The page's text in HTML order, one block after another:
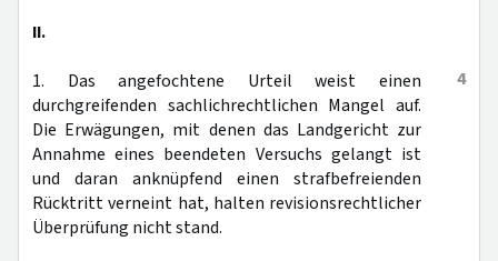
II.
4
1. Das angefochtene Urteil weist einen
durchgreifenden sachlichrechtlichen Mangel auf.
Die Erwägungen, mit denen das Landgericht zur
Annahme eines beendeten Versuchs gelangt ist
und daran anknüpfend einen strafbefreienden
Rücktritt verneint hat, halten revisionsrechtlicher
Überprüfung nicht stand.